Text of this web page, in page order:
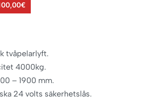
tvåpelarlyft.
4000kg.
– 1900 mm.
24 volts säkerhetslås.